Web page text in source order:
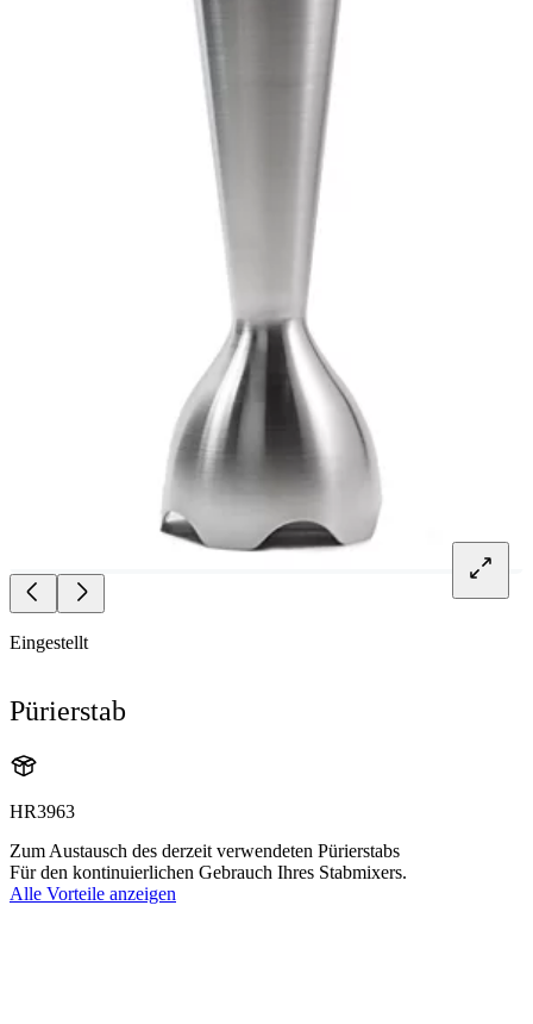
Eingestellt
Pürierstab
HR3963
Zum Austausch des derzeit verwendeten Pürierstabs
Für den kontinuierlichen Gebrauch Ihres Stabmixers.
Alle Vorteile anzeigen